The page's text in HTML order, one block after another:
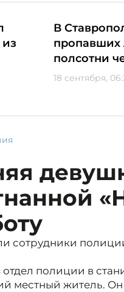
В
пропавших
полсотни
18 сентября,
сотрудники
отдел полиции в
местный житель. Он